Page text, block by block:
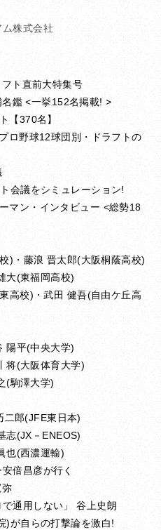
株式会社
ト直前大特集号
鑑 <一挙152名掲載! >
【370名】
ロ野球12球団別・ドラフトの
会議をシミュレーション!
マン・インタビュー <総勢18
)・藤浪 晋太郎(大阪桐蔭高校)
大(東福岡高校)
高校)・武田 健吾(自由ケ丘高
陽平(中央大学)
将(大阪体育大学)
(駒澤大学)
二郎(JFE東日本)
志(JX－ENEOS)
也(西濃運輸)
倍昌彦が行く
弥
通用しない」 谷上史朗
)が自らの打撃論を激白!